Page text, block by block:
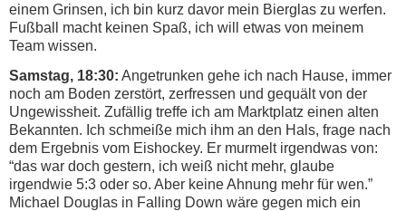
einem Grinsen, ich bin kurz davor mein Bierglas zu werfen.
Fußball macht keinen Spaß, ich will etwas von meinem
Team wissen.
Samstag, 18:30: Angetrunken gehe ich nach Hause, immer
noch am Boden zerstört, zerfressen und gequält von der
Ungewissheit. Zufällig treffe ich am Marktplatz einen alten
Bekannten. Ich schmeiße mich ihm an den Hals, frage nach
dem Ergebnis vom Eishockey. Er murmelt irgendwas von:
“das war doch gestern, ich weiß nicht mehr, glaube
irgendwie 5:3 oder so. Aber keine Ahnung mehr für wen.”
Michael Douglas in Falling Down wäre gegen mich ein